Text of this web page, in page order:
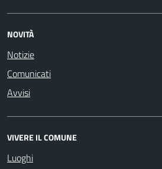
NOVITÀ
Notizie
Comunicati
Avvisi
VIVERE IL COMUNE
Luoghi